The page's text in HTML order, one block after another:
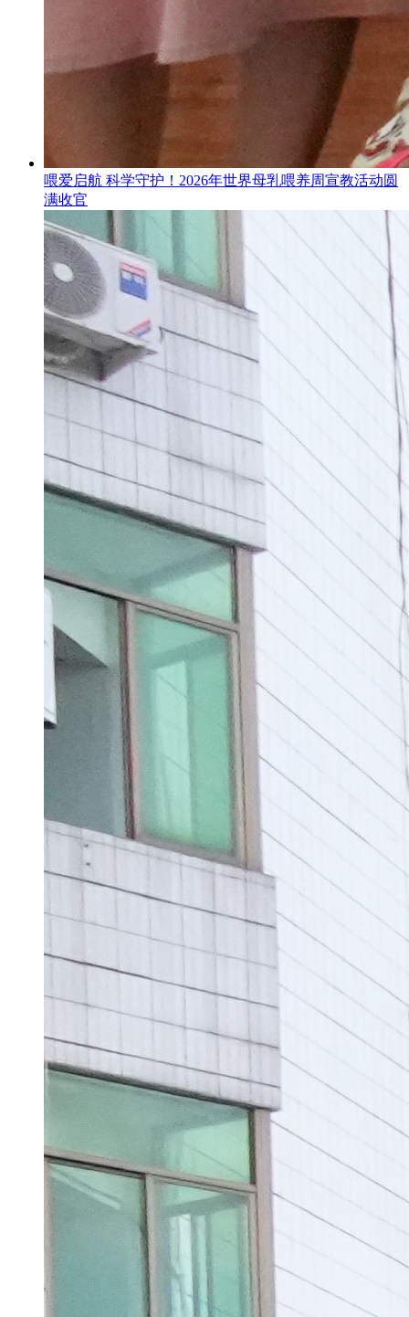
喂爱启航 科学守护！2026年世界母乳喂养周宣教活动圆
满收官